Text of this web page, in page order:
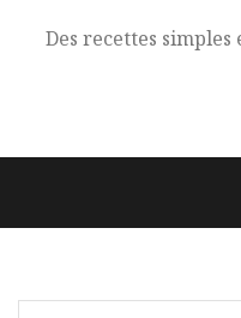
Des recettes